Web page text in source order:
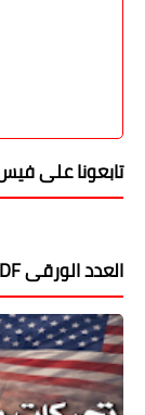
تابعونا على
العدد الورقى BDF.. تغطية شاملة